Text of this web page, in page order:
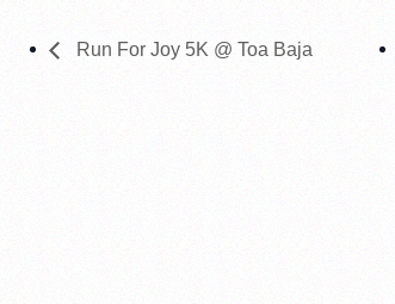
Run For Joy 5K @ Toa Baja